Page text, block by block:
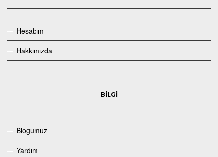
Hesabım
Hakkımızda
BİLGİ
Blogumuz
Yardım